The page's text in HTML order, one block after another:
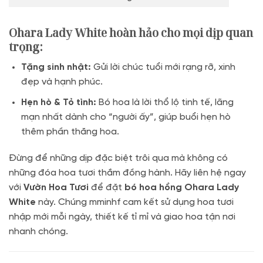
Ohara Lady White hoàn hảo cho mọi dịp quan
trọng:
Tặng sinh nhật: Gửi lời chúc tuổi mới rạng rỡ, xinh
đẹp và hạnh phúc.
Hẹn hò & Tỏ tình: Bó hoa là lời thổ lộ tinh tế, lãng
mạn nhất dành cho “người ấy”, giúp buổi hẹn hò
thêm phần thăng hoa.
Đừng để những dịp đặc biệt trôi qua mà không có
những đóa hoa tươi thắm đồng hành. Hãy liên hệ ngay
với Vườn Hoa Tươi để đặt bó hoa hồng Ohara Lady
White này. Chúng mminhf cam kết sử dụng hoa tươi
nhập mới mỗi ngày, thiết kế tỉ mỉ và giao hoa tận nơi
nhanh chóng.